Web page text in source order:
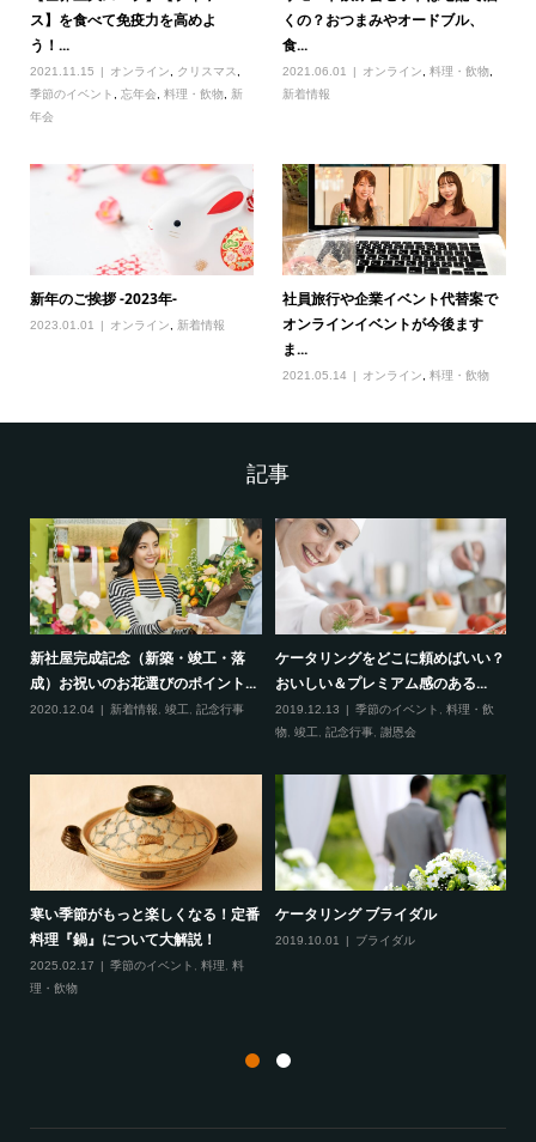
ス】を食べて免疫力を高めよ
う！...
2021.11.15 オンライン クリスマス
季節のイベント
忘年会, 料理・飲物,
新
年会
くの？おつまみやオードブル、
食...
2021.06.01 オンライン ,料理・飲物
新着情報
新年のご挨拶 -2023年-
2023.01.01 オンライン, 新着情報
社員旅行や企業イベント代替案で
オンラインイベントが今後ます
ま...
2021.05.14 オンライン,料理・飲物
記事
『立食パーティー』へ招待された際
に押さえておきたいポイント6...
2025.07.25 イベント, 季節のイベント
ホームページリニューアルいたしま
した
2019.09.27 新着情報
発注手順について「INDIVIDUAL
MENU DELIV...
2020.11.26 会議・展示会 ,忘年会
料
理・飲物,
新病院 お披露目 ～シャンパンタ
ワー～